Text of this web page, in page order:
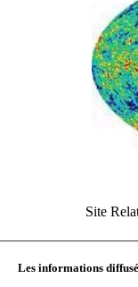
Site
Les informations